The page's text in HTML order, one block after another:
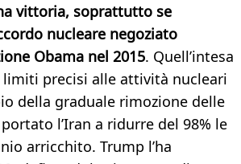
vittoria, soprattutto se
nucleare negoziato
Obama nel 2015. Quell’intesa
precisi alle attività nucleari
della graduale rimozione delle
l’Iran a ridurre del 98% le
arricchito. Trump l’ha